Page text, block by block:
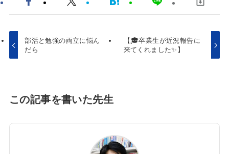
部活と勉強の両立に悩ん
だら
【🎓卒業生が近況報告に
来てくれました✨】
この記事を書いた先生